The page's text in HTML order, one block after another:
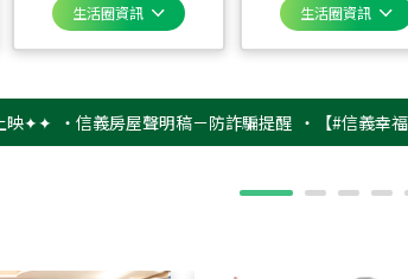
生活圈資訊 生活圈資訊
‧信義房屋聲明稿－防詐騙提醒 ‧【#信義幸福挺不